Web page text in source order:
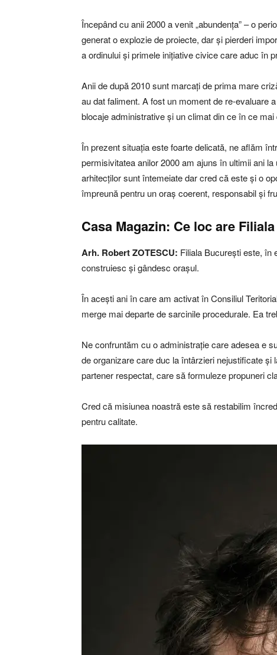
Începând cu anii 2000 a venit „abundența” – o
generat o explozie de proiecte, dar și pierderi
a ordinului și primele inițiative civice care aduc în
Anii de după 2010 sunt marcați de prima mare
au dat faliment. A fost un moment de re-evaluare
blocaje administrative și un climat din ce în ce
În prezent situația este foarte delicată, ne aflăm
permisivitatea anilor 2000 am ajuns în ultimii ani
arhitecților sunt întemeiate dar cred că este și o
împreună pentru un oraș coerent, responsabil și
Casa Magazin: Ce loc are
Arh. Robert ZOTESCU: Filiala București este, în
construiesc și gândesc orașul.
În acești ani în care am activat în Consiliul
merge mai departe de sarcinile procedurale. Ea
Ne confruntăm cu o administrație care adesea e
de organizare care duc la întârzieri nejustificate
partener respectat, care să formuleze propuneri
Cred că misiunea noastră este să restabilim
pentru calitate.